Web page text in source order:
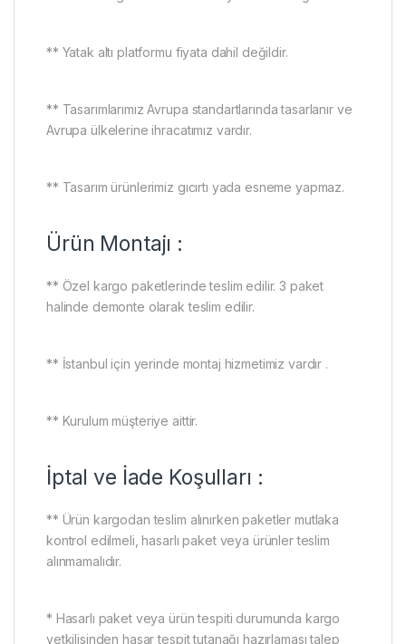
** Yatak altı platformu fiyata dahil değildir.
** Tasarımlarımız Avrupa standartlarında tasarlanır ve
Avrupa ülkelerine ihracatımız vardır.
** Tasarım ürünlerimiz gıcırtı yada esneme yapmaz.
Ürün Montajı :
** Özel kargo paketlerinde teslim edilir. 3 paket
halinde demonte olarak teslim edilir.
** İstanbul için yerinde montaj hizmetimiz vardır .
** Kurulum müşteriye aittir.
İptal ve İade Koşulları :
** Ürün kargodan teslim alınırken paketler mutlaka
kontrol edilmeli, hasarlı paket veya ürünler teslim
alınmamalıdır.
* Hasarlı paket veya ürün tespiti durumunda kargo
yetkilisinden hasar tespit tutanağı hazırlaması talep